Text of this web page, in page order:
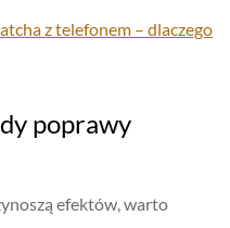
z telefonem – dlaczego
poprawy
efektów, warto